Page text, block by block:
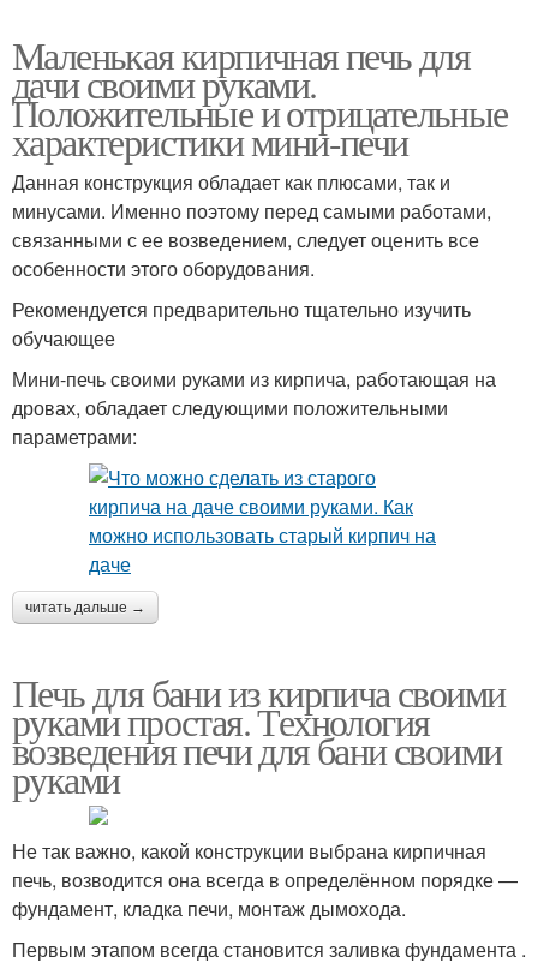
Печи из металла Русская печь
Кирпичные каменки
Маленькая кирпичная печь для
дачи своими руками.
Положительные и отрицательные
характеристики мини-печи
Данная конструкция обладает как плюсами, так и
минусами. Именно поэтому перед самыми работами,
связанными с ее возведением, следует оценить все
особенности этого оборудования.
Рекомендуется предварительно тщательно изучить
обучающее
Мини-печь своими руками из кирпича, работающая на
дровах, обладает следующими положительными
параметрами:
читать дальше →
Печь для бани из кирпича своими
руками простая. Технология
возведения печи для бани своими
руками
Не так важно, какой конструкции выбрана кирпичная
печь, возводится она всегда в определённом порядке —
фундамент, кладка печи, монтаж дымохода.
Первым этапом всегда становится заливка фундамента .